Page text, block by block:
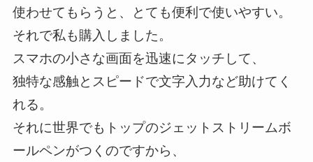
使わせてもらうと、とても便利で使いやすい。
それで私も購入しました。
スマホの小さな画面を迅速にタッチして、
独特な感触とスピードで文字入力など助けてく
れる。
それに世界でもトップのジェットストリームボ
ールペンがつくのですから、